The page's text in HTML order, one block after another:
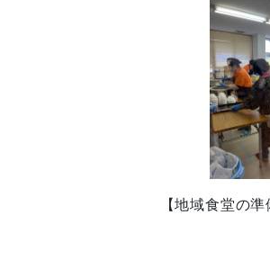
【地域食堂の準備をす